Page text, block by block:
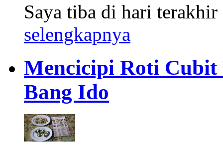
Saya tiba di hari terakhir
selengkapnya
Mencicipi Roti Cubit
Bang Ido